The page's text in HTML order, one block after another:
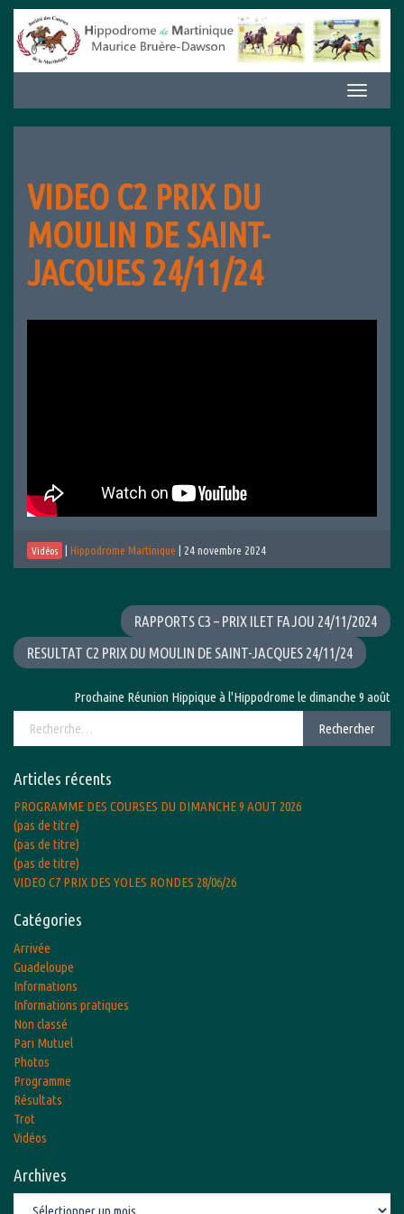
Aller
contenu
Afficher/
la
VIDEO C2 PRIX DU
MOULIN DE SAINT-
JACQUES 24/11/24
Vidéos Hippodrome Martinique 24 novembre 2024
RAPPORTS C3 – PRIX ILET FAJOU 24/11/2024
RESULTAT C2 PRIX DU MOULIN DE SAINT-JACQUES 24/11/24
Prochaine Réunion Hippique à l'Hippodrome le dimanche 9 août
Rechercher
Articles récents
PROGRAMME DES COURSES DU DIMANCHE 9 AOUT 2026
(pas de titre)
(pas de titre)
(pas de titre)
VIDEO C7 PRIX DES YOLES RONDES 28/06/26
Catégories
Arrivée
Guadeloupe
Informations
Informations pratiques
Non classé
Pari Mutuel
Photos
Programme
Résultats
Trot
Vidéos
Archives